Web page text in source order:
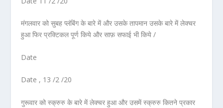
मंगलवार को सुबह प्लंबिंग के बारे में और उसके तापमान उसके बारे में लेक्चर
हुआ फिर प्रक्टिकल पूर्ण किये और साफ़ सफाई भी किये /
Date
Date , 13 /2 /20
गुरूवार को स्क्रुरु के बारे में लेक्चर हुआ और उसमें स्क्रुरु कितने प्रकार